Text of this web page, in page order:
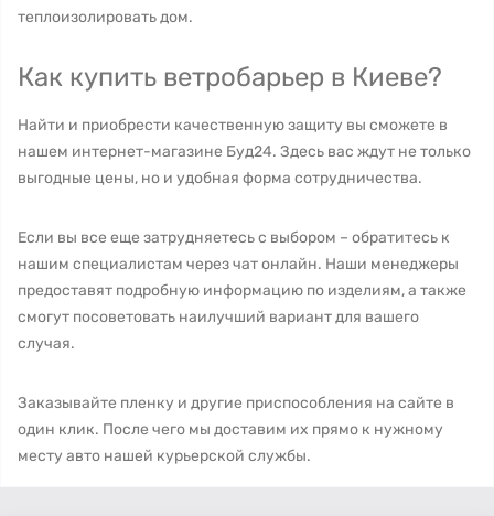
теплоизолировать дом.
Как купить ветробарьер в Киеве?
Найти и приобрести качественную защиту вы сможете в
нашем интернет-магазине Буд24. Здесь вас ждут не только
выгодные цены, но и удобная форма сотрудничества.
Если вы все еще затрудняетесь с выбором – обратитесь к
нашим специалистам через чат онлайн. Наши менеджеры
предоставят подробную информацию по изделиям, а также
смогут посоветовать наилучший вариант для вашего
случая.
Заказывайте пленку и другие приспособления на сайте в
один клик. После чего мы доставим их прямо к нужному
месту авто нашей курьерской службы.